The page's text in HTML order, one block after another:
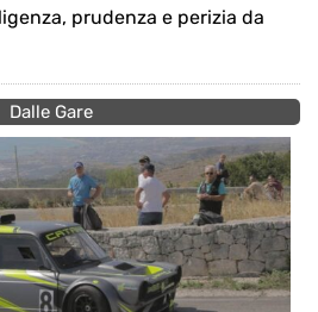
prudenza e perizia da
Dalle Gare